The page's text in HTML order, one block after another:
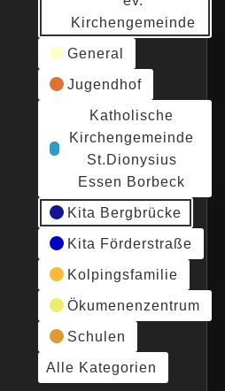
Kirchengemeinde
General
Jugendhof
Katholische
Kirchengemeinde
St.Dionysius
Essen Borbeck
Kita Bergbrücke
Kita Förderstraße
Kolpingsfamilie
Ökumenenzentrum
Schulen
Alle Kategorien